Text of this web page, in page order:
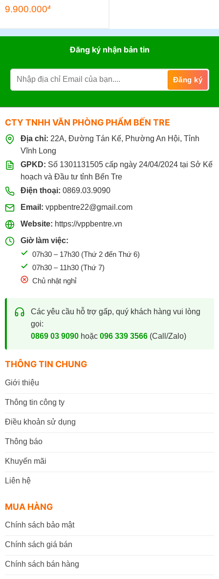
9.900.000đ
Đăng ký nhận bản tin
CTY TNHH VĂN PHÒNG PHẨM BẾN TRE
Địa chỉ: 22A, Đường Tán Kế, Phường An Hội, Tỉnh
Vĩnh Long
GPKD: Số 1301131505 cấp ngày 24/04/2024 tại Sở Kế
hoạch và Đầu tư tỉnh Bến Tre
Điện thoại: 0869.03.9090
Email: vppbentre22@gmail.com
Website: https://vppbentre.vn
Giờ làm việc:
07h30 – 17h30 (Thứ 2 đến Thứ 6)
07h30 – 11h30 (Thứ 7)
Chủ nhật nghỉ
Các yêu cầu hỗ trợ gấp, quý khách hàng vui lòng
gọi:
0869 03 9090hoặc 096 339 3566(Call/Zalo)
THÔNG TIN CHUNG
Giới thiệu
Thông tin công ty
Điều khoản sử dụng
Thông báo
Khuyến mãi
Liên hệ
MUA HÀNG
Chính sách bảo mật
Chính sách giá bán
Chính sách bán hàng